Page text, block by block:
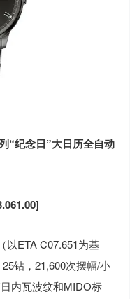
“纪念日”大日历全自动
以ETA C07.651为基
钻，21,600次摆幅/小
内瓦波纹和MIDO标